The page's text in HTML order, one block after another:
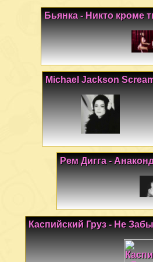
Бьянка - Никто кроме
Michael Jackson
Рем Дигга -
Каспийский Груз - Не